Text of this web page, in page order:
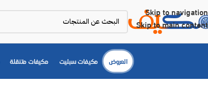
Skip to navigation
Skip to main content
العروض مكيفات سبليت مكيفات متنقلة